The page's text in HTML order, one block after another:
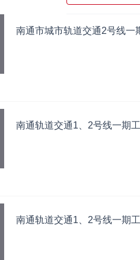
南通市城市轨道交通2号线一
南通轨道交通1、2号线一期
南通轨道交通1、2号线一期